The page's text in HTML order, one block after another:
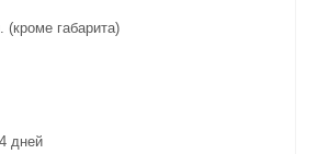
(кроме габарита)
дней